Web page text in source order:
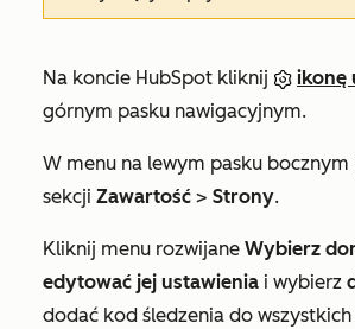
Na koncie HubSpot kliknij ikonę
górnym pasku nawigacyjnym.
W menu na lewym pasku
sekcji Zawartość > Strony.
Kliknij menu rozwijane Wybierz
edytować jej ustawienia i wybierz
dodać kod śledzenia do